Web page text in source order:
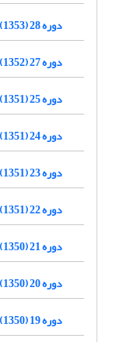
دوره 28 (1353)
دوره 27 (1352)
دوره 25 (1351)
دوره 24 (1351)
دوره 23 (1351)
دوره 22 (1351)
دوره 21 (1350)
دوره 20 (1350)
دوره 19 (1350)